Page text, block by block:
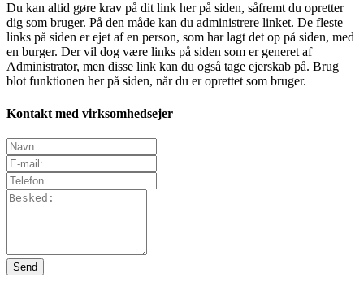
Du kan altid gøre krav på dit link her på siden, såfremt du opretter
dig som bruger. På den måde kan du administrere linket. De fleste
links på siden er ejet af en person, som har lagt det op på siden, med
en burger. Der vil dog være links på siden som er generet af
Administrator, men disse link kan du også tage ejerskab på. Brug
blot funktionen her på siden, når du er oprettet som bruger.
Kontakt med virksomhedsejer